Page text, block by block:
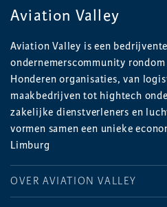
Aviation Valley
Aviation Valley is een
ondernemerscommunity
Honderen organisaties, van
maakbedrijven tot hightech
zakelijke dienstverleners en
vormen samen een unieke
Limburg
OVER AVIATION VALLEY